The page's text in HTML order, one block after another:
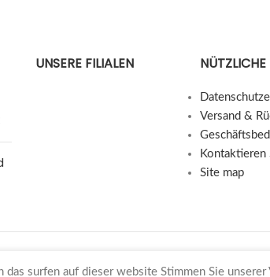
UNSERE FILIALEN NÜTZLICHE
Versand &
Kontaktieren
Site map
surfen auf dieser website Stimmen Sie unserer